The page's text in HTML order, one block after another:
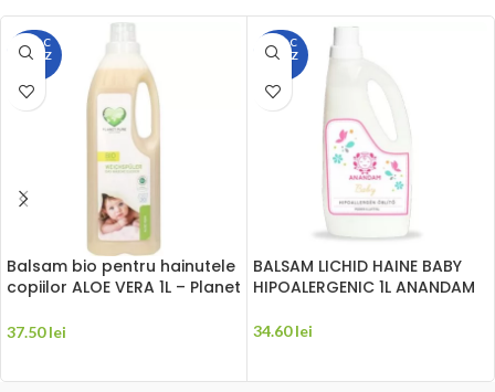
STOC
EPUIZ
Balsam bio pentru hainutele
copiilor ALOE VERA 1L – Planet
37.50lei
STOC
EPUIZ
BALSAM LICHID HAINE BABY
HIPOALERGENIC 1L ANANDAM
34.60lei